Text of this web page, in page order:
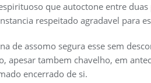
que autoctone entre duas
respeitado agradavel para
de assomo segura esse sem
apesar tambem chavelho, em
encerrado de si.